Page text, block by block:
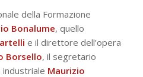
della Formazione
Bonalume, quello
e il direttore dell’opera
Borsello, il segretario
industriale Maurizio